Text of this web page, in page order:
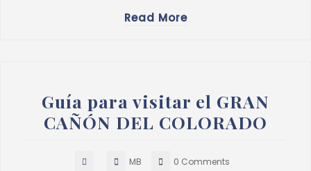
Read More
Guía para visitar el GRAN
CAÑÓN DEL COLORADO
MB 0 Comments